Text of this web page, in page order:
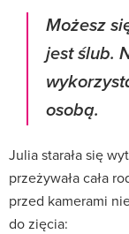
Możesz
jest ślub.
osobą.
Julia starała się
przeżywała cała
przed kamerami
do zięcia: